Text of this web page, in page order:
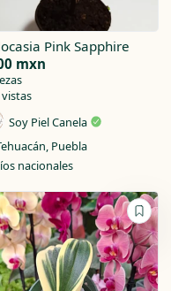
Pink Sapphire
mxn
Soy Piel Canela
Puebla
nacionales